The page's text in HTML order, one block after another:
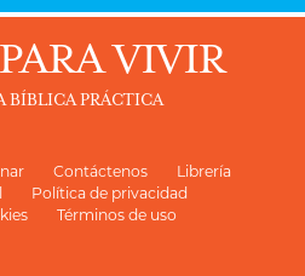
VIVIR
BÍBLICA PRÁCTICA
Contáctenos
Librería
Política de privacidad
Términos de uso